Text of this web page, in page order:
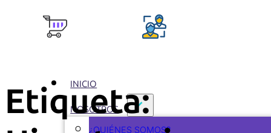
INICIO
NOSOTROS
¿QUIÉNES SOMOS?
Etiqueta: